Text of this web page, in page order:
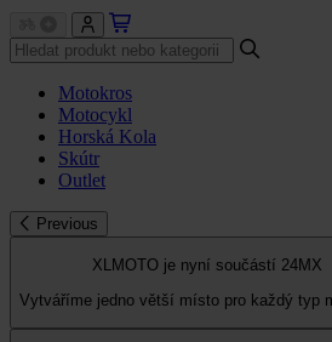
Motokros
Motocykl
Horská Kola
Skútr
Outlet
Previous
XLMOTO je nyní součástí 24MX
Vytváříme jedno větší místo pro každý typ